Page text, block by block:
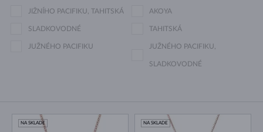
JIŽNÍHO PACIFIKU, TAHITSKÁ AKOYA
SLADKOVODNÉ TAHITSKÁ
JUŽNÉHO PACIFIKU JUŽNÉHO PACIFIKU,
SLADKOVODNÉ
NA SKLADE NA SKLADE